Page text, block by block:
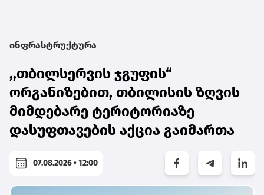
ინფრასტრუქტურა
,,თბილსერვის ჯგუფის“
ორგანიზებით, თბილისის ზღვის
მიმდებარე ტერიტორიაზე
დასუფთავების აქცია გაიმართა
07.08.2026 • 12:00